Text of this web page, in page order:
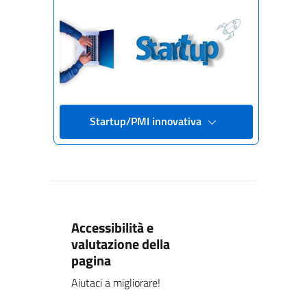
Startup/PMI innovativa
Accessibilità e
valutazione della
pagina
Aiutaci a migliorare!